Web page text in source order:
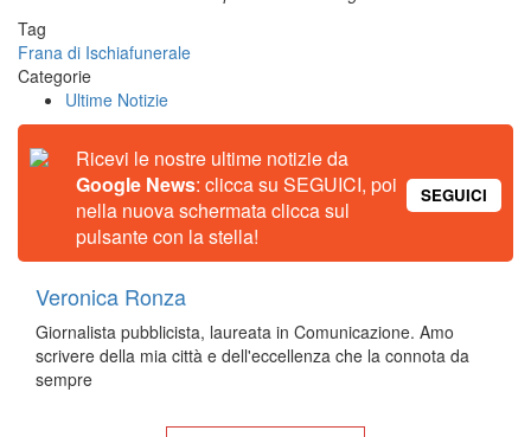
Tag
Frana di Ischiafunerale
Categorie
Ultime Notizie
Ricevi le nostre ultime notizie da
Google News: clicca su SEGUICI, poi
nella nuova schermata clicca sul
pulsante con la stella!
SEGUICI
Veronica Ronza
Giornalista pubblicista, laureata in Comunicazione. Amo
scrivere della mia città e dell'eccellenza che la connota da
sempre